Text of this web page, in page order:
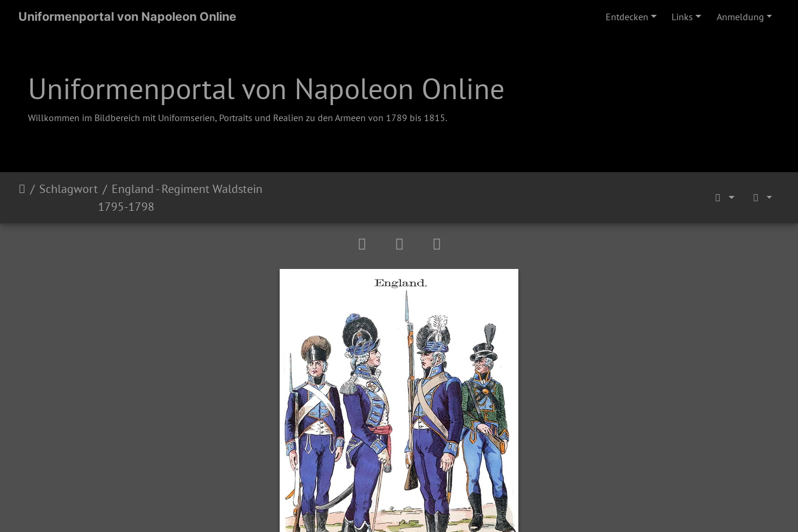
Uniformenportal von Napoleon Online Entdecken Links Anmeldung
Uniformenportal von Napoleon Online
Willkommen im Bildbereich mit Uniformserien, Portraits und Realien zu den Armeen von 1789 bis 1815.
Schlagwort
England - Regiment Waldstein
1795-1798